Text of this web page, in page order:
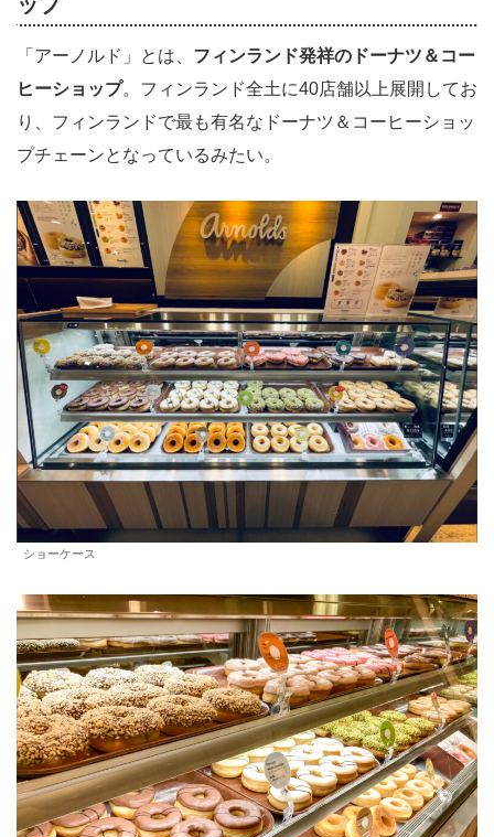
「アーノルド」とは、 フィンランド発祥のドーナツ＆コー
ヒーショップ。フィンランド全土に40店舗以上展開してお
り、フィンランドで最も有名なドーナツ＆コーヒーショッ
プチェーンとなっているみたい。
ショーケース